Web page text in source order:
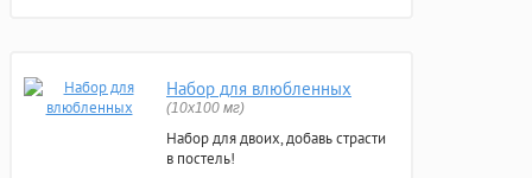
Набор для влюбленных
(10х100 мг)
Набор для двоих, добавь страсти
в постель!